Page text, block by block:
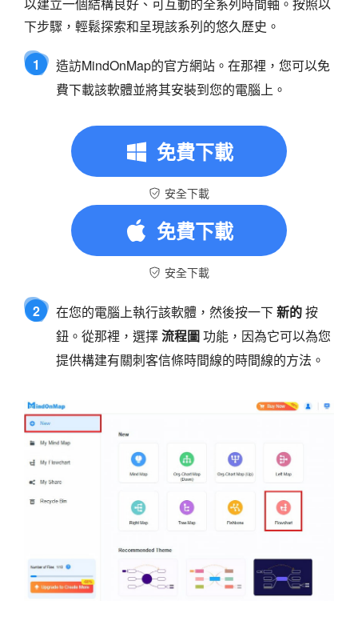
以建立一個結構良好、可互動的全系列時間軸。按照以
下步驟，輕鬆探索和呈現該系列的悠久歷史。
1
造訪MindOnMap的官方網站。在那裡，您可以免
費下載該軟體並將其安裝到您的電腦上。
免費下載
安全下載
免費下載
安全下載
2 在您的電腦上執行該軟體，然後按一下新的按
鈕。從那裡，選擇流程圖功能，因為它可以為您
提供構建有關刺客信條時間線的時間線的方法。